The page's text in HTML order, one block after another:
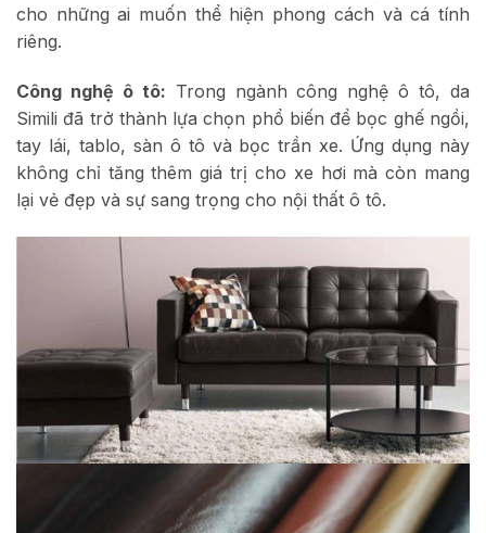
cho những ai muốn thể hiện phong cách và cá tính
riêng.
Công nghệ ô tô: Trong ngành công nghệ ô tô, da
Simili đã trở thành lựa chọn phổ biến để bọc ghế ngồi,
tay lái, tablo, sàn ô tô và bọc trần xe. Ứng dụng này
không chỉ tăng thêm giá trị cho xe hơi mà còn mang
lại vẻ đẹp và sự sang trọng cho nội thất ô tô.